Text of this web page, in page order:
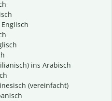
ins Arabisch
(vereinfacht)